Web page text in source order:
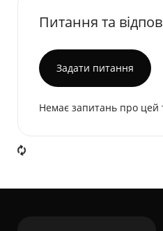
Питання та
Задати питання
Немає запитань про цей